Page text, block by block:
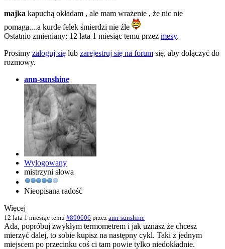
majka kapuchą okładam , ale mam wrażenie , że nic nie
pomaga....a kurde felek śmierdzi nie źle
Ostatnio zmieniany: 12 lata 1 miesiąc temu przez mesy.
Prosimy zaloguj się lub zarejestruj się na forum się, aby dołączyć do
rozmowy.
ann-sunshine
Wylogowany
mistrzyni słowa
Nieopisana radość
Więcej
12 lata 1 miesiąc temu #890606 przez ann-sunshine
Ada, popróbuj zwykłym termometrem i jak uznasz że chcesz
mierzyć dalej, to sobie kupisz na następny cykl. Taki z jednym
miejscem po przecinku coś ci tam powie tylko niedokładnie.